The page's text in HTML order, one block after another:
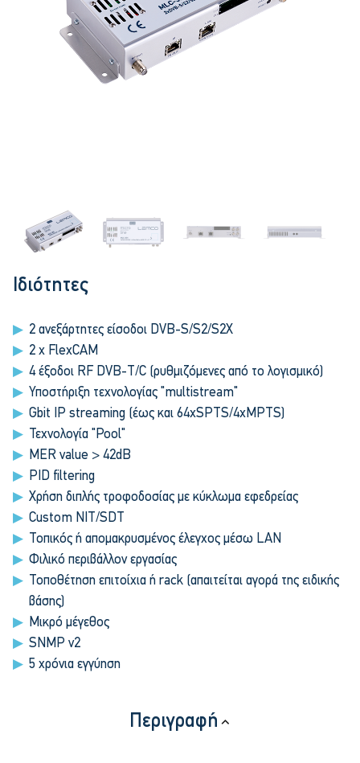
Ιδιότητες
2 ανεξάρτητες είσοδοι DVB-S/S2/S2X
2 x FlexCAM
4 έξοδοι RF DVB-T/C (ρυθμιζόμενες από το λογισμικό)
Υποστήριξη τεχνολογίας "multistream"
Gbit IP streaming (έως και 64xSPTS/4xMPTS)
Τεχνολογία "Pool"
MER value > 42dB
PID filtering
Χρήση διπλής τροφοδοσίας με κύκλωμα εφεδρείας
Custom NIT/SDT
Τοπικός ή απομακρυσμένος έλεγχος μέσω LAN
Φιλικό περιβάλλον εργασίας
Τοποθέτηση επιτοίχια ή rack (απαιτείται αγορά της ειδικής
βάσης)
Μικρό μέγεθος
SNMP v2
5 χρόνια εγγύηση
Περιγραφή